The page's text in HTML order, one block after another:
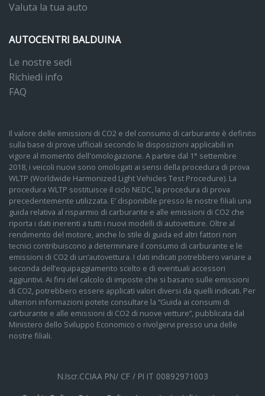
Valuta la tua auto
AUTOCENTRI BALDUINA
Le nostre sedi
Richiedi info
FAQ
Il valore delle emissioni di CO2 e del consumo di carburante è definito
sulla base di prove ufficiali secondo le disposizioni applicabili in
vigore al momento dell'omologazione. A partire dal 1° settembre
2018, i veicoli nuovi sono omologati ai sensi della procedura di prova
WLTP (Worldwide Harmonized Light Vehicles Test Procedure). La
procedura WLTP sostituisce il ciclo NEDC, la procedura di prova
precedentemente utilizzata. E’ disponibile presso le nostre filiali una
guida relativa al risparmio di carburante e alle emissioni di CO2 che
riporta i dati inerenti a tutti i nuovi modelli di autovetture. Oltre al
rendimento del motore, anche lo stile di guida ed altri fattori non
tecnici contribuiscono a determinare il consumo di carburante e le
emissioni di CO2 di un’autovettura. I dati indicati potrebbero variare a
seconda dell’equipaggiamento scelto e di eventuali accessori
aggiuntivi. Ai fini del calcolo di imposte che si basano sulle emissioni
di CO2, potrebbero essere applicati valori diversi da quelli indicati. Per
ulteriori informazioni potete consultare la “Guida ai consumi di
carburante e alle emissioni di CO2 di nuove vetture”, pubblicata dal
Ministero dello Sviluppo Economico o rivolgervi presso una delle
nostre filiali.
N.Iscr.CCIAA PN/ CF / PI IT 00892971003